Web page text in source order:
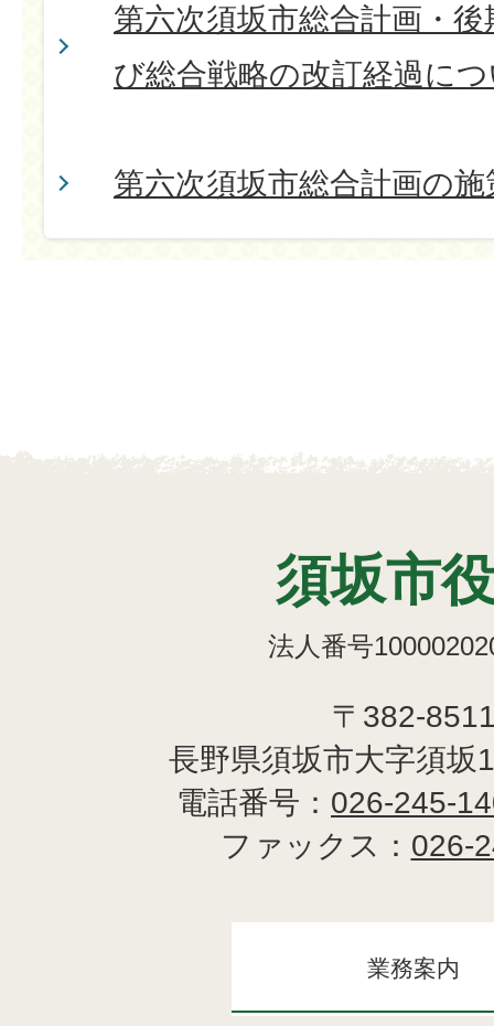
第六次須坂市総合計画・
び総合戦略の改訂経過に
第六次須坂市総合計画の施
須坂市
法人番号
〒382-
長野県須坂市大字須坂
電話番号： 026-245-
ファックス： 026-
業務案内